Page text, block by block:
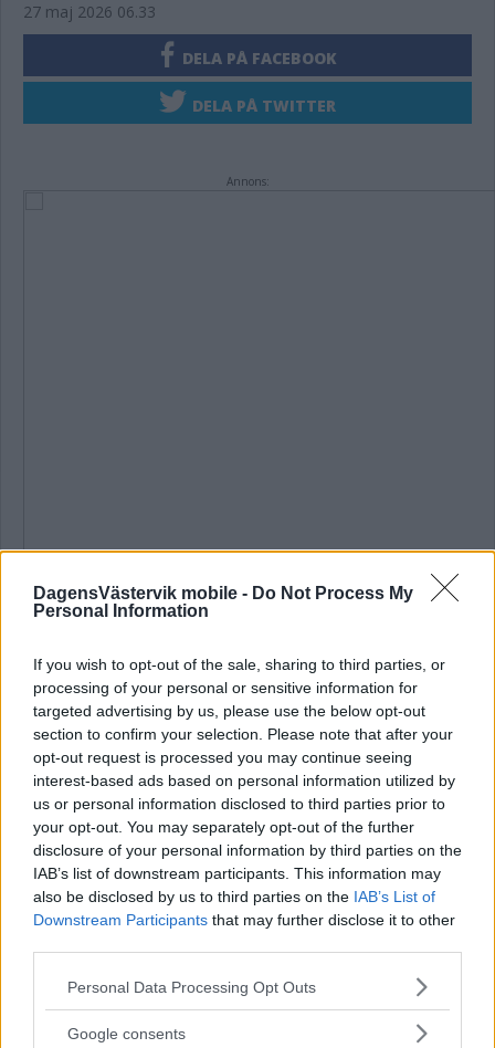
DagensVästervik mobile - Do Not Process My
Personal Information
If you wish to opt-out of the sale, sharing to third parties, or
processing of your personal or sensitive information for
targeted advertising by us, please use the below opt-out
section to confirm your selection. Please note that after your
opt-out request is processed you may continue seeing
interest-based ads based on personal information utilized by
us or personal information disclosed to third parties prior to
your opt-out. You may separately opt-out of the further
disclosure of your personal information by third parties on the
IAB’s list of downstream participants. This information may
also be disclosed by us to third parties on the IAB’s List of
Downstream Participants that may further disclose it to other
Please note that this website/app uses one or more Google
not limited to your visit or usage behaviour. You may click to
Personal Data Processing Opt Outs
Google consents
27 maj 2026 06.33
DELA PÅ FACEBOOK
DELA PÅ TWITTER
Annons:
Rs Vagnen AB ska jobba med "restaurangverksamhet".
Bolaget, som registrerades hos Bolagsverket den 26 maj, har
sitt säte i Västerviks kommun.
Rs Vagnen AB har ett aktiekapital på 25 000 kronor.
Full verksamhetsbeskrivning för Rs Vagnen AB: "Föremålet för
bolagets verksamhet är att bedriva restaurangverksamhet